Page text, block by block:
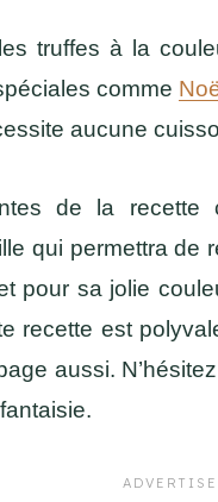
truffes à la
comme
aucune
de la recette
qui permettra de
pour sa jolie
recette est
aussi.